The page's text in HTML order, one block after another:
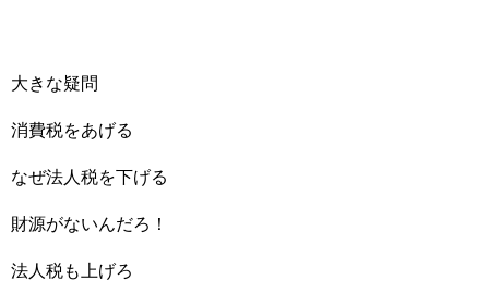
大きな疑問
消費税をあげる
なぜ法人税を下げる
財源がないんだろ！
法人税も上げろ